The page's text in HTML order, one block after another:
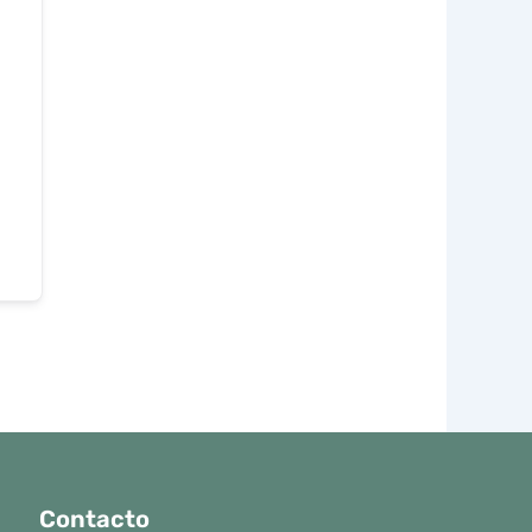
Contacto